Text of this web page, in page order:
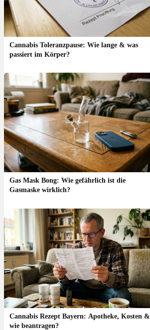
Cannabis Toleranzpause: Wie lange & was
passiert im Körper?
Gas Mask Bong: Wie gefährlich ist die
Gasmaske wirklich?
Cannabis Rezept Bayern: Apotheke, Kosten &
wie beantragen?